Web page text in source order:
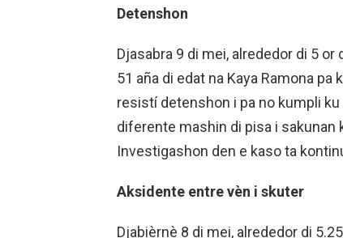
Detenshon
Djasabra 9 di mei, alrededor di 5 or
51 aña di edat na Kaya Ramona
resistí detenshon i pa no kumpli
diferente mashin di pisa i
Investigashon den e kaso ta
Aksidente entre vèn i skuter
Djabièrnè 8 di mei, alrededor di